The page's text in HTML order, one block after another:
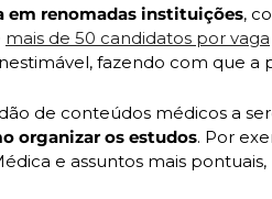
em renomadas instituições,
mais de 50 candidatos por vaga
fazendo com que a
organizar os estudos. Por
e assuntos mais